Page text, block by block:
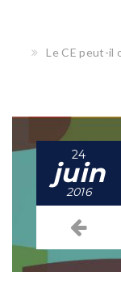
Le CE peut-il
24
juin
2016